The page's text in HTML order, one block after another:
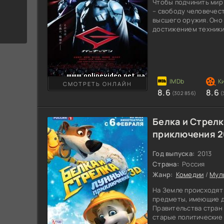
Чтобы подчинить
– свободу
высшего оружия.
достижением
хаосу. Специально
СМОТРЕТЬ ОНЛАЙН
8.6 (302 856) 8.6
Белка и
приключения
Год выпуска: 2013
Страна: Россия
Жанр: Комедии /
На Земле
предметы, имеющие
Правительства
старые